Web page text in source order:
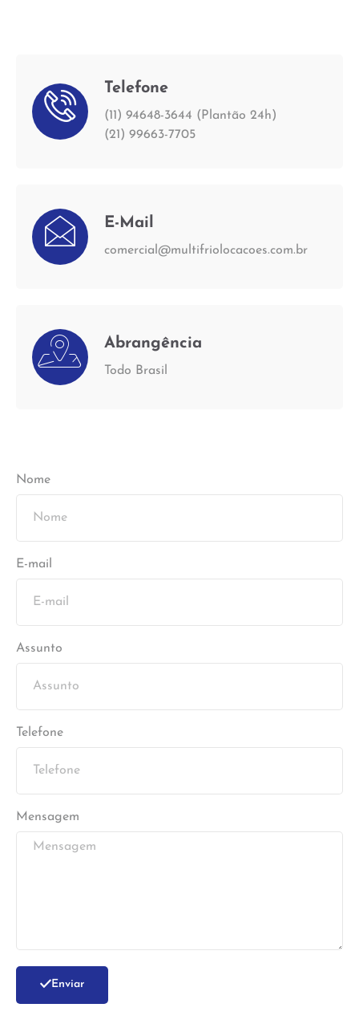
Telefone
(11) 94648-3644 (Plantão 24h)
(21) 99663-7705
E-Mail
comercial@multifriolocacoes.com.br
Abrangência
Todo Brasil
Nome
E-mail
Assunto
Telefone
Mensagem
Enviar